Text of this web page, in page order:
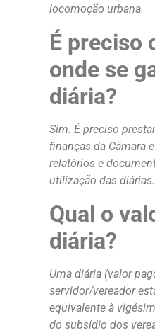
locomoção urbana.
É preciso
onde se
diária?
Sim. É preciso
finanças da Câmara
relatórios e
utilização das diárias.
Qual o
diária?
Uma diária (valor
servidor/vereador
equivalente à
do subsídio dos